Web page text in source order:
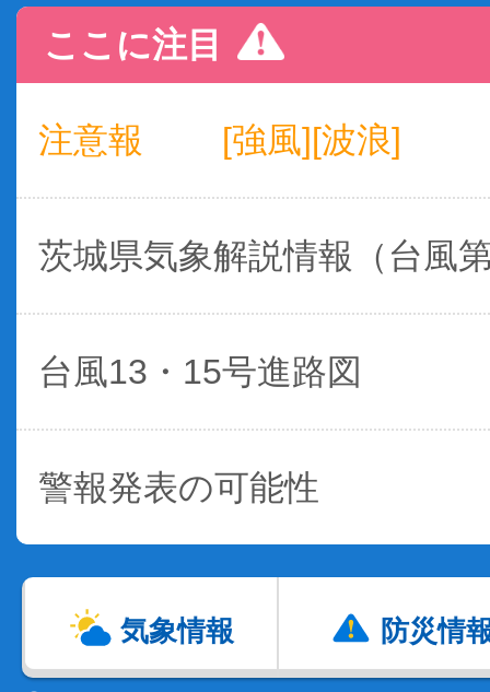
ここに注目
注意報 [強風][波浪]
茨城県気象解説情報（台風
台風13・15号進路図
警報発表の可能性
気象情報 防災情